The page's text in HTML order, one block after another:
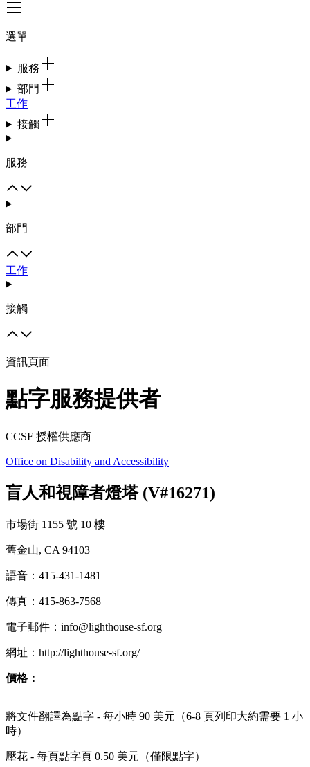
選單
服務
部門
工作
接觸
服務
部門
工作
接觸
資訊頁面
點字服務提供者
CCSF 授權供應商
Office on Disability and Accessibility
盲人和視障者燈塔 (V#16271)
市場街 1155 號 10 樓
舊金山, CA 94103
語音：415-431-1481
傳真：415-863-7568
電子郵件：info@lighthouse-sf.org
網址：http://lighthouse-sf.org/
價格：
將文件翻譯為點字 - 每小時 90 美元（6-8 頁列印大約需要 1 小
時）
壓花 - 每頁點字頁 0.50 美元（僅限點字）